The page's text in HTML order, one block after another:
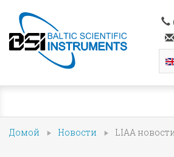
Домой Новости LIAA